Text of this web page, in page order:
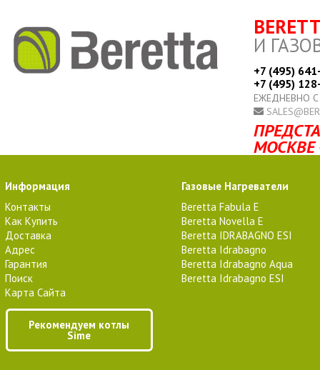
И
+7 (495)
+7 (495)
ЕЖЕДНЕВНО
МОСКВЕ
Информация
Контакты
Как Купить
Доставка
Адрес
Гарантия
Поиск
Карта Сайта
Рекомендуем котлы
Sime
Газовые Нагреватели
Beretta Fabula E
Beretta Novella E
Beretta IDRABAGNO ESI
Beretta Idrabagno
Beretta Idrabagno Aqua
Beretta Idrabagno ESI